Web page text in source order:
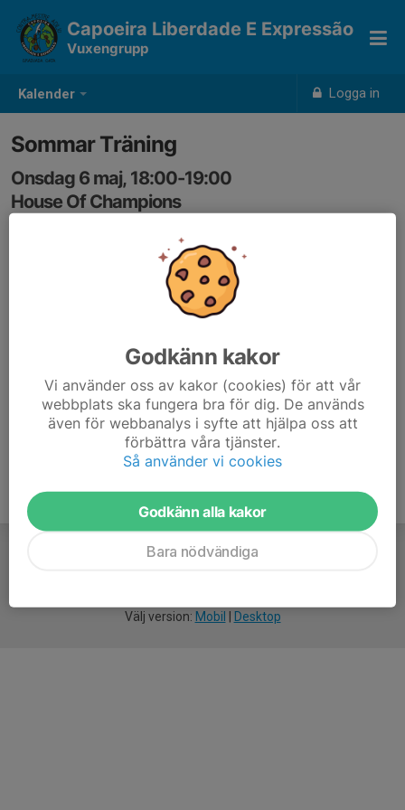
Kalender Logga in
Capoeira Liberdade E Expressão
Vuxengrupp
Sommar Träning
Onsdag 6 maj, 18:00-19:00
House Of Champions
Samling: 18:00, Korridoren
Välj version: Mobil Desktop
Godkänn kakor
Vi använder oss av kakor (cookies) för att vår
webbplats ska fungera bra för dig. De används
även för webbanalys i syfte att hjälpa oss att
förbättra våra tjänster.
Så använder vi cookies
Godkänn alla kakor
Bara nödvändiga